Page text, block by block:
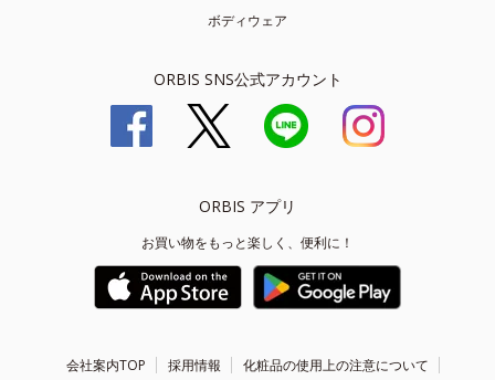
ボディウェア
ORBIS SNS公式アカウント
ORBIS アプリ
お買い物をもっと楽しく、便利に！
会社案内TOP 採用情報 化粧品の使用上の注意について